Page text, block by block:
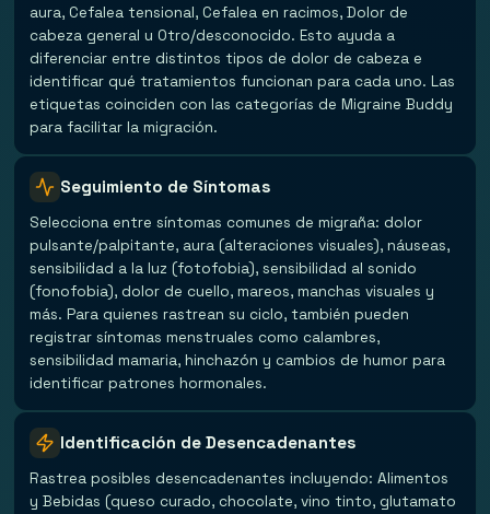
aura, Cefalea tensional, Cefalea en racimos, Dolor de
cabeza general u Otro/desconocido. Esto ayuda a
diferenciar entre distintos tipos de dolor de cabeza e
identificar qué tratamientos funcionan para cada uno. Las
etiquetas coinciden con las categorías de Migraine Buddy
para facilitar la migración.
Seguimiento de Síntomas
Selecciona entre síntomas comunes de migraña: dolor
pulsante/palpitante, aura (alteraciones visuales), náuseas,
sensibilidad a la luz (fotofobia), sensibilidad al sonido
(fonofobia), dolor de cuello, mareos, manchas visuales y
más. Para quienes rastrean su ciclo, también pueden
registrar síntomas menstruales como calambres,
sensibilidad mamaria, hinchazón y cambios de humor para
identificar patrones hormonales.
Identificación de Desencadenantes
Rastrea posibles desencadenantes incluyendo: Alimentos
y Bebidas (queso curado, chocolate, vino tinto, glutamato